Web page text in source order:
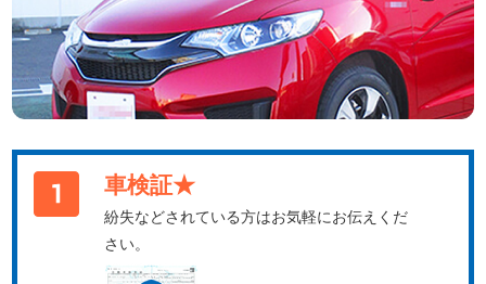
車検証★
紛失などされている方はお気軽にお伝えくだ
さい。